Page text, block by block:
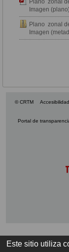
Este sitio utiliza
Plano zonal
Imagen (plano)
Plano zonal
Imagen
© CRTM
Portal de